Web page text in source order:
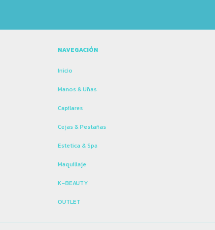
NAVEGACIÓN
Inicio
Manos & Uñas
Capilares
Cejas & Pestañas
Estetica & Spa
Maquillaje
K-BEAUTY
OUTLET